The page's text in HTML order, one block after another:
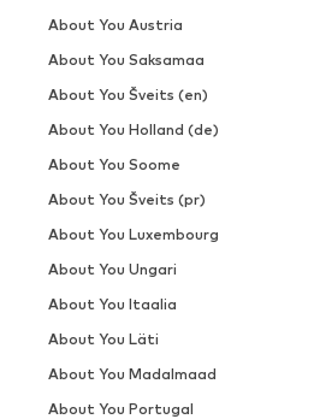
About You Austria
About You Saksamaa
About You Šveits (en)
About You Holland (de)
About You Soome
About You Šveits (pr)
About You Luxembourg
About You Ungari
About You Itaalia
About You Läti
About You Madalmaad
About You Portugal